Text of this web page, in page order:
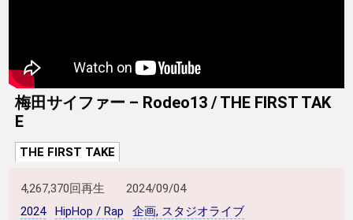
梅田サイファー – Rodeo13 / THE FIRST TAK
E
THE FIRST TAKE
4,267,370回再生
2024/09/04
2024
HipHop / Rap
企画, スタジオライブ